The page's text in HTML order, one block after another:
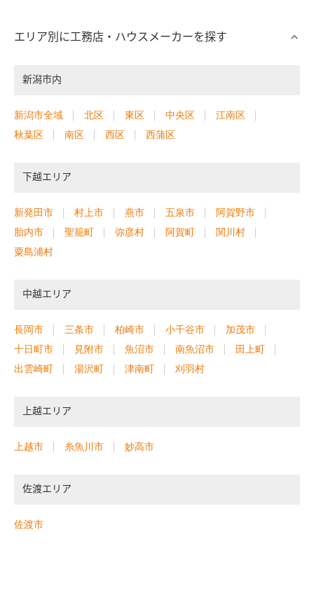
エリア別に工務店・ハウスメーカーを探す
新潟市内
新潟市全域 北区 東区 中央区
江南区
秋葉区
南区 西区 西蒲区
下越エリア
新発田市 村上市 燕市 五泉市
阿賀野市
胎内市
聖籠町 弥彦村 阿賀町
関川村
粟島浦村
中越エリア
長岡市 三条市 柏崎市 小千谷市
加茂市
十日町市
見附市 魚沼市 南魚沼市
田上町
出雲崎町
湯沢町 津南町 刈羽村
上越エリア
上越市 糸魚川市 妙高市
佐渡エリア
佐渡市